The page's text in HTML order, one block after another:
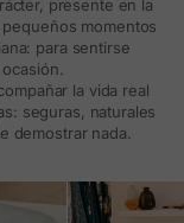
presente en la
momentos
para sentirse
la vida real
seguras, naturales
demostrar nada.